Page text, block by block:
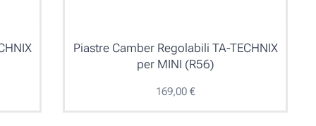
Piastre Camber Regolabili TA-TECHNIX
per MINI (R56)
169,00€